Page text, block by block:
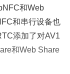
和Web
和串行设备也
添加了对AV1
和Web Share